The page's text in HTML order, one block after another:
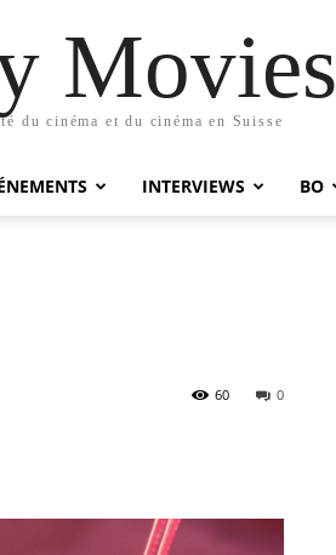
Movies
du cinéma et du cinéma en Suisse
INTERVIEWS BO
0
60